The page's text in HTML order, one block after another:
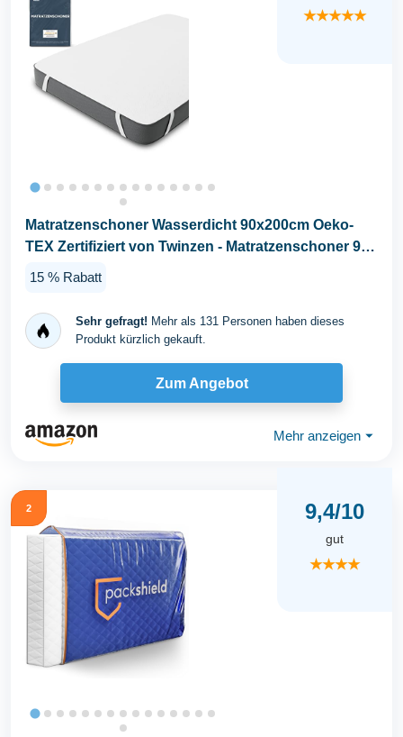
★★★★★
Matratzenschoner Wasserdicht 90x200cm Oeko-
TEX Zertifiziert von Twinzen - Matratzenschoner 90
15 % Rabatt
Sehr gefragt! Mehr als 131 Personen haben dieses
Produkt kürzlich gekauft.
Zum Angebot
Mehr anzeigen ⏷
2 9,4/10
gut
★★★★